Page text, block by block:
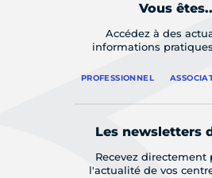
Vous
Accédez à des
informations
PROFESSIONNEL
Les newsletters
Recevez directement
l'actualité de vos